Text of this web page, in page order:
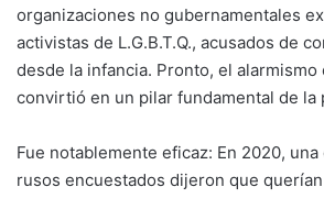
organizaciones no gubernamentales
activistas de L.G.B.T.Q., acusados de
desde la infancia. Pronto, el alarmismo
convirtió en un pilar fundamental de la
Fue notablemente eficaz: En 2020,
rusos encuestados dijeron que